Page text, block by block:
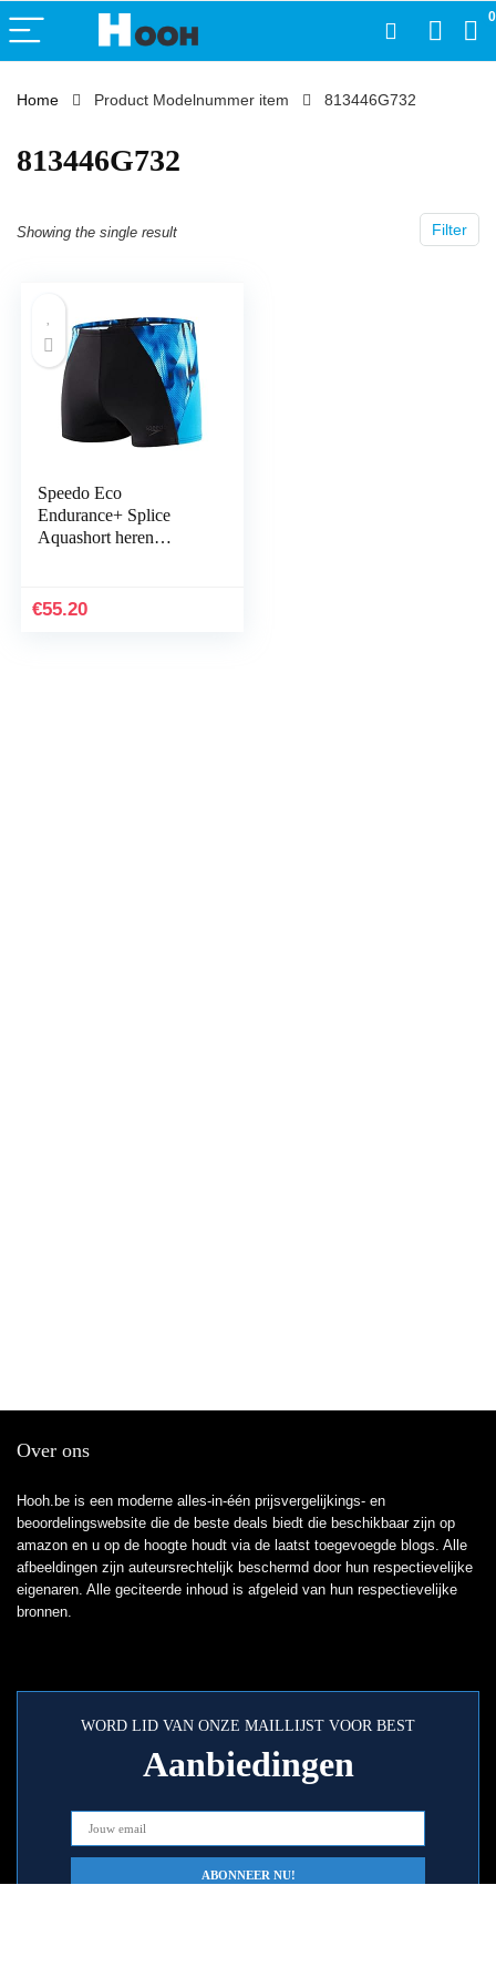
0
Home Product Modelnummer item ‎813446G732
‎813446G732
Filter
Showing the single result
Speedo Eco
Endurance+ Splice
Aquashort heren
€55.20
Over ons
Hooh.be is een moderne alles-in-één prijsvergelijkings- en
beoordelingswebsite die de beste deals biedt die beschikbaar zijn op
amazon en u op de hoogte houdt via de laatst toegevoegde blogs. Alle
afbeeldingen zijn auteursrechtelijk beschermd door hun respectievelijke
eigenaren. Alle geciteerde inhoud is afgeleid van hun respectievelijke
bronnen.
WORD LID VAN ONZE MAILLIJST VOOR BEST
Aanbiedingen